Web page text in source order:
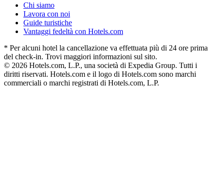
Chi siamo
Lavora con noi
Guide turistiche
Vantaggi fedeltà con Hotels.com
* Per alcuni hotel la cancellazione va effettuata più di 24 ore prima
del check-in. Trovi maggiori informazioni sul sito.
© 2026 Hotels.com, L.P., una società di Expedia Group. Tutti i
diritti riservati. Hotels.com e il logo di Hotels.com sono marchi
commerciali o marchi registrati di Hotels.com, L.P.